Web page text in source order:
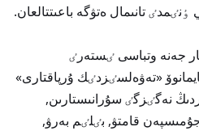
تانىمال ەتۋگە باعىتتالعان.
جەنە وتباسى ٸستەرٸ
«تەۋەلسٸزدٸك ۇرپاقتارى»
نەگٸزگٸ سۇرانىستارىن,
قامتۋ, بٸلٸم بەرۋ,